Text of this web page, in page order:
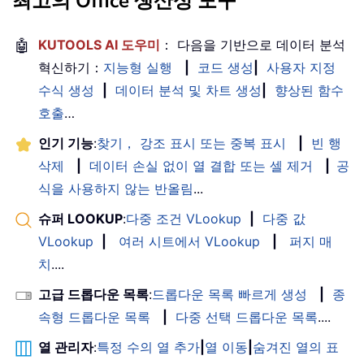
🤖 KUTOOLS AI 도우미 ： 다음을 기반으로 데이터 분석
혁신하기： 지능형 실행 코드 생성
사용자 지정
수식 생성
데이터 분석 및 차트 생성
향상된 함수
호출…
인기 기능:찾기， 강조 표시 또는 중복 표시
빈 행
삭제
데이터 손실 없이 열 결합 또는 셀 제거
공
식을 사용하지 않는 반올림...
슈퍼 LOOKUP:다중 조건 VLookup
다중 값
VLookup
여러 시트에서 VLookup
퍼지 매
치....
고급 드롭다운 목록:드롭다운 목록 빠르게 생성
종
속형 드롭다운 목록
다중 선택 드롭다운 목록....
열 관리자:특정 수의 열 추가 열 이동 숨겨진 열의 표